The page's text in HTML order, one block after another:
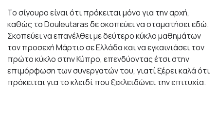
Το σίγουρο είναι ότι πρόκειται μόνο για την αρχή,
καθώς το Douleutarasδε σκοπεύει να σταματήσει εδώ.
Σκοπεύει να επανέλθει με δεύτερο κύκλο μαθημάτων
τον προσεχή Μάρτιο σε Ελλάδα και να εγκαινιάσει τον
πρώτο κύκλο στην Κύπρο, επενδύοντας έτσι στην
επιμόρφωση των συνεργατών του, γιατί ξέρει καλά ότι
πρόκειται για το κλειδί που ξεκλειδώνει την επιτυχία.